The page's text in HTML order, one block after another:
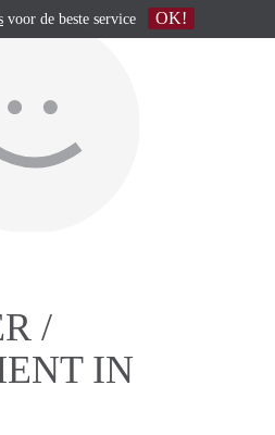
/
IN
voor de beste service OK!